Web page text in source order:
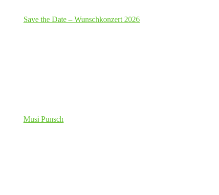
Save the Date – Wunschkonzert 2026
Musi Punsch